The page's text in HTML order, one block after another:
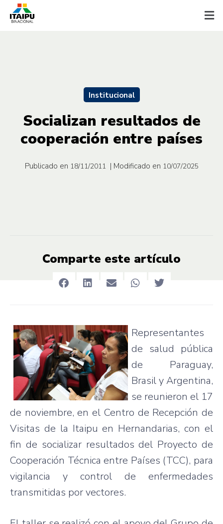
Institucional
Socializan resultados de
cooperación entre países
Publicado en 18/11/2011 | Modificado en 10/07/2025
Comparte este artículo
Representantes
de salud pública
de Paraguay,
Brasily Argentina,
se reunieron el 17
de noviembre, en el Centro de Recepción de
Visitas de la Itaipu en Hernandarias, con el
fin de socializar resultados del Proyecto de
Cooperación Técnica entre Países (TCC), para
vigilancia y control de enfermedades
transmitidas porvectores.